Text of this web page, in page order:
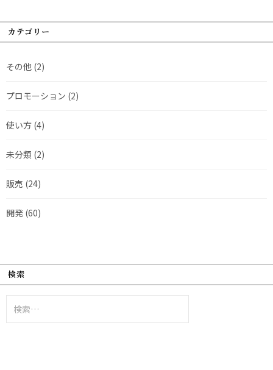
カテゴリー
その他 (2)
プロモーション (2)
使い方 (4)
未分類 (2)
販売 (24)
開発 (60)
検索
索: